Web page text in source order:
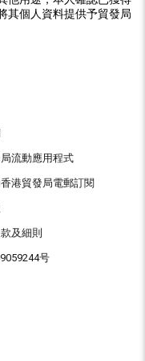
其個人資料提供予貿發局
流動應用程式
港貿發局電郵訂閱
及細則
号